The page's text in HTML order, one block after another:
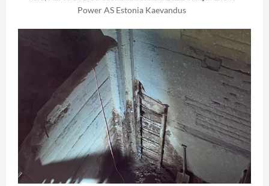
Power AS Estonia Kaevandus